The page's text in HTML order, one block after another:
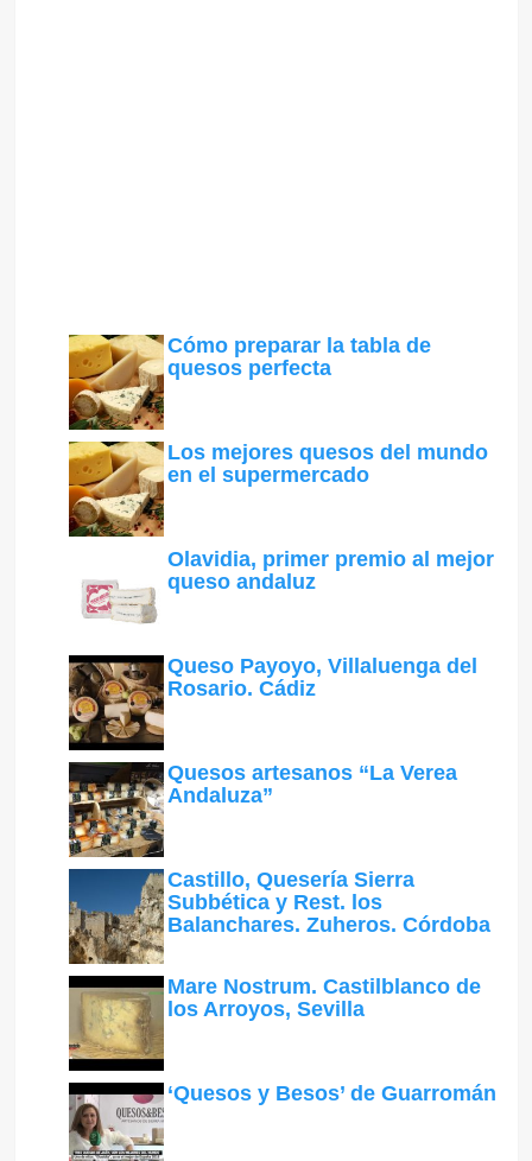
Cómo preparar la tabla de
quesos perfecta
Los mejores quesos del mundo
en el supermercado
Olavidia, primer premio al mejor
queso andaluz
Queso Payoyo, Villaluenga del
Rosario. Cádiz
Quesos artesanos “La Verea
Andaluza”
Castillo, Quesería Sierra
Subbética y Rest. los
Balanchares. Zuheros. Córdoba
Mare Nostrum. Castilblanco de
los Arroyos, Sevilla
‘Quesos y Besos’ de Guarromán